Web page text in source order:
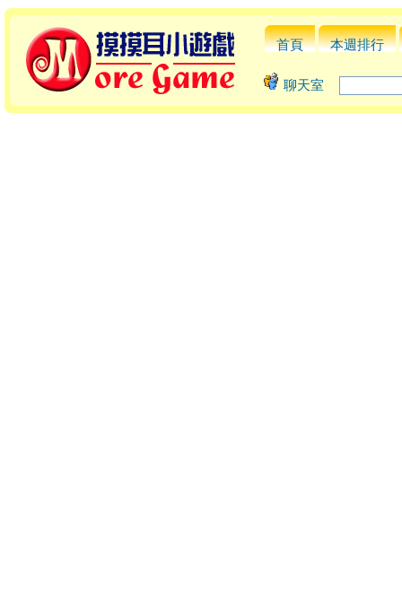
首頁 本週排行
聊天室